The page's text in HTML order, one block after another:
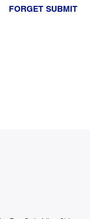
FORGET SUBMIT